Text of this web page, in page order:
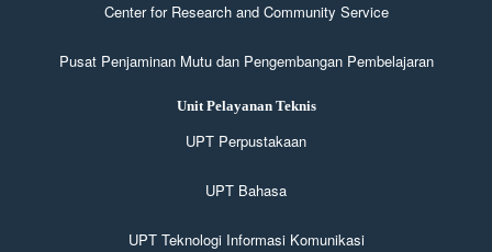
Center for Research and Community Service
Pusat Penjaminan Mutu dan Pengembangan Pembelajaran
Unit Pelayanan Teknis
UPT Perpustakaan
UPT Bahasa
UPT Teknologi Informasi Komunikasi